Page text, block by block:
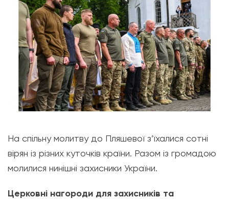
На спільну молитву до Пляшевої з’їхалися сотні
вірян із різних куточків країни. Разом із громадою
молилися нинішні захисники України.
Церковні нагороди для захисників та